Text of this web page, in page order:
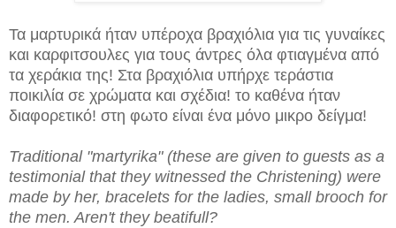
Τα μαρτυρικά ήταν υπέροχα βραχιόλια για τις γυναίκες
και καρφιτσουλες για τους άντρες όλα φτιαγμένα από
τα χεράκια της! Στα βραχιόλια υπήρχε τεράστια
ποικιλία σε χρώματα και σχέδια! το καθένα ήταν
διαφορετικό! στη φωτο είναι ένα μόνο μικρο δείγμα!
Traditional "martyrika" (these are given to guests as a
testimonial that they witnessed the Christening) were
made by her, bracelets for the ladies, small brooch for
the men. Aren't they beatifull?